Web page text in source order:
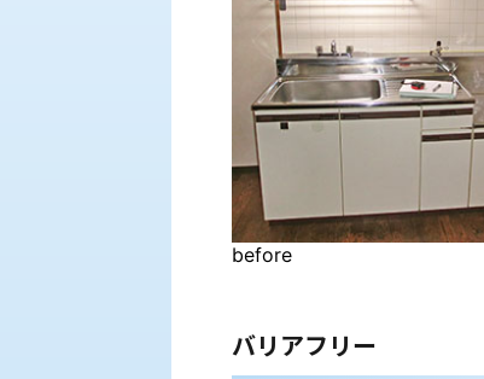
before
バリアフリー